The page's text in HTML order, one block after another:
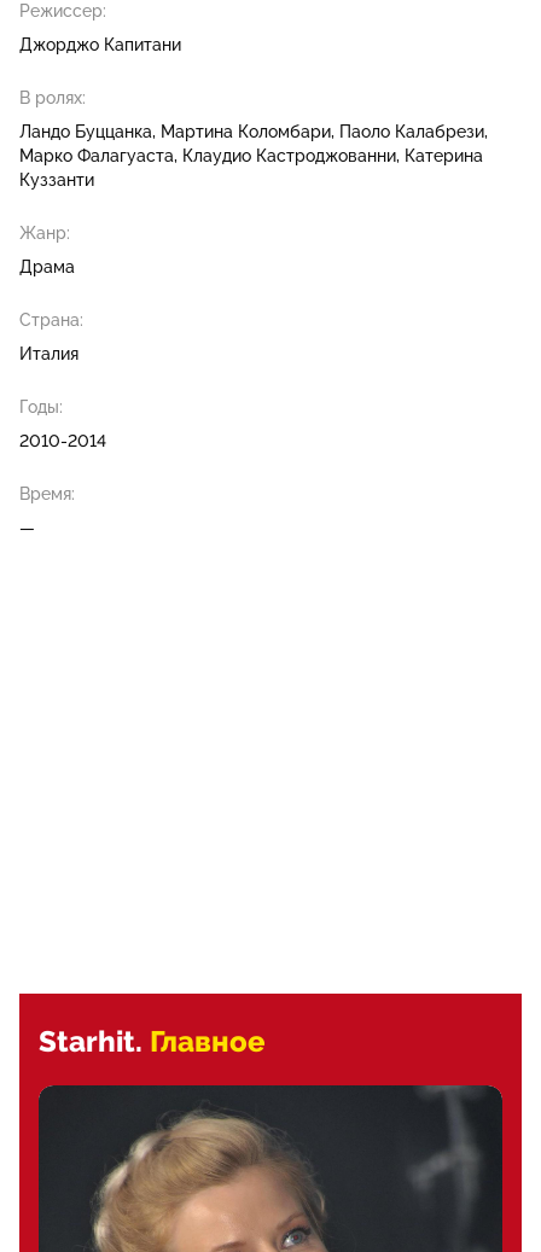
Режиссер:
Джорджо Капитани
В ролях:
Ландо Буццанка
Мартина Коломбари Паоло Калабрези
Марко Фалагуаста
Клаудио Кастроджованни Катерина
Куззанти
Жанр:
Драма
Страна:
Италия
Годы:
2010-2014
Время:
—
Starhit. Главное